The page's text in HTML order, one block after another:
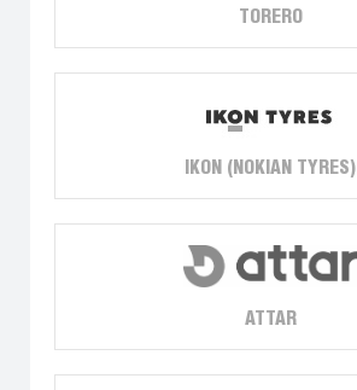
TORERO
IKON (NOKIAN TYRES)
ATTAR